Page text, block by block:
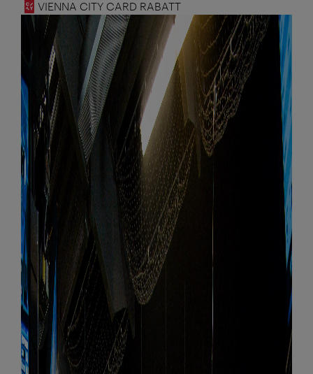
VIENNA CITY CARD RABATT